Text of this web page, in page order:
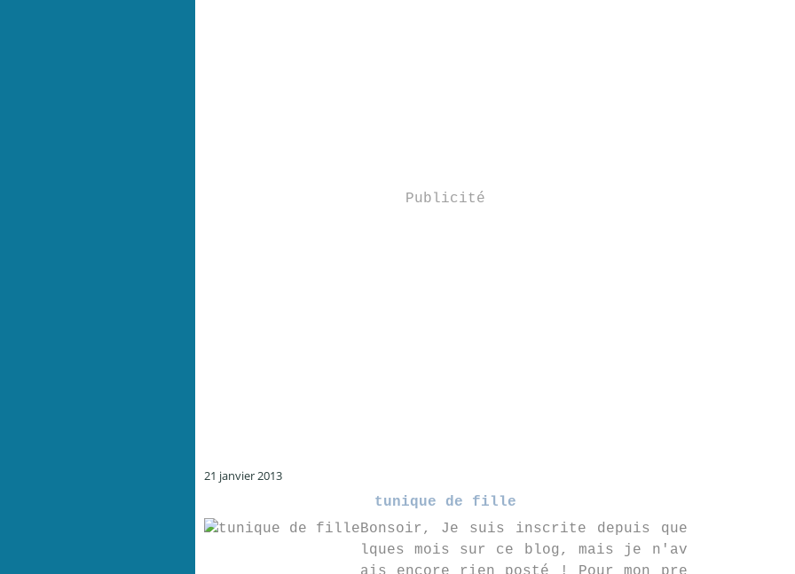
Publicité
21 janvier 2013
tunique de fille
Bonsoir, Je suis inscrite depuis que
lques mois sur ce blog, mais je n'av